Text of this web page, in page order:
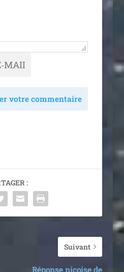
votre commentaire
:
Suivant
Réponse niçoise de